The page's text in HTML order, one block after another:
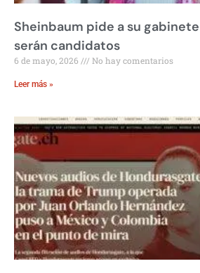
Sheinbaum pide a su
serán candidatos
6 de mayo, 2026 No hay comentarios
Leer más »